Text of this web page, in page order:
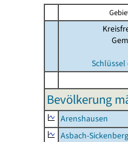
Bevölkerung
Arenshausen
Asbach-Sickenberg